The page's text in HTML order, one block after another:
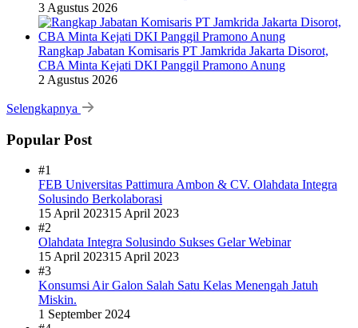
3 Agustus 2026
Rangkap Jabatan Komisaris PT Jamkrida Jakarta Disorot,
CBA Minta Kejati DKI Panggil Pramono Anung
2 Agustus 2026
Selengkapnya
Popular Post
#1
FEB Universitas Pattimura Ambon & CV. Olahdata Integra
Solusindo Berkolaborasi
15 April 202315 April 2023
#2
Olahdata Integra Solusindo Sukses Gelar Webinar
15 April 202315 April 2023
#3
Konsumsi Air Galon Salah Satu Kelas Menengah Jatuh
Miskin.
1 September 2024